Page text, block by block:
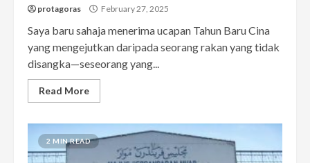
protagoras February 27, 2025
Saya baru sahaja menerima ucapan Tahun Baru Cina
yang mengejutkan daripada seorang rakan yang tidak
disangka—seseorang yang...
Read More
2 MIN READ